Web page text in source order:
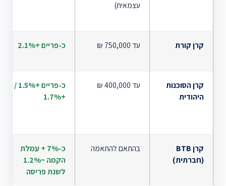
עצמאית)
קרן קורת עד 750,000 ₪ כ-פריים +2.1%
קרן הסוכנות
היהודית
עד 400,000 ₪
כ-פריים +1.5% /
+1.7%
קרן BTB
(חברתית)
בהתאם להתאמה
כ-7% + עמלת
הקמה ~1.2%
לשנת פריסה